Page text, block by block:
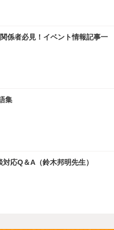
関係者必見！イベント情報記事一
集
応Q＆A（鈴木邦明先生）